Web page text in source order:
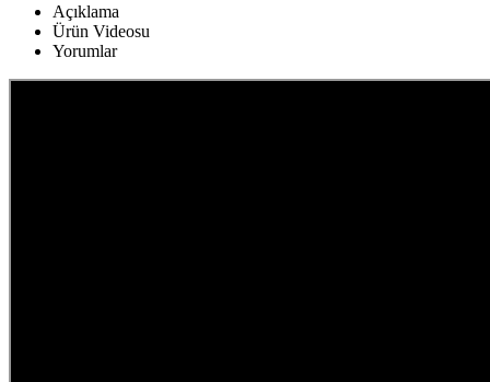
Açıklama
Ürün Videosu
Yorumlar